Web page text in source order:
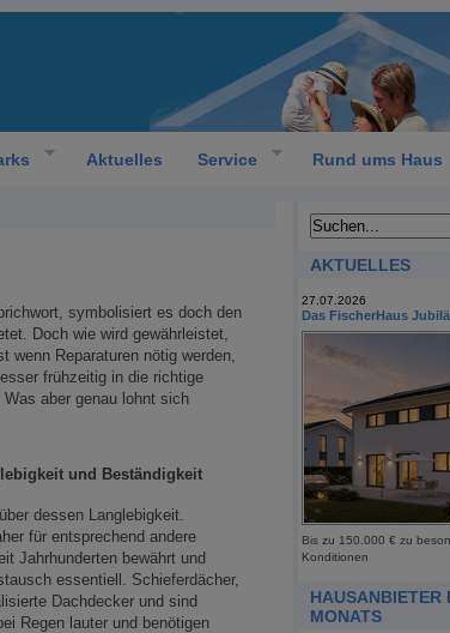
Aktuelles Service Rund ums Haus
symbolisiert es doch den
Doch wie wird gewährleistet,
wenn Reparaturen nötig werden,
frühzeitig in die richtige
aber genau lohnt sich
und Beständigkeit
dessen Langlebigkeit.
für entsprechend andere
Jahrhunderten bewährt und
essentiell. Schieferdächer,
Dachdecker und sind
Regen lauter und benötigen
AKTUELLES
27.07.2026
Das FischerHaus
Bis zu 150.000 € zu
Konditionen
HAUSANBIETER
MONATS